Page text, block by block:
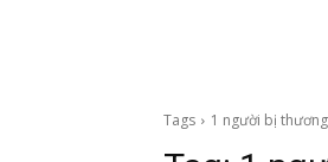
Tags 1 người bị thương